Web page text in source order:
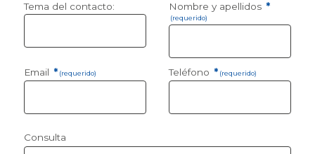
Tema del contacto: Nombre y apellidos *
(requerido)
Email * (requerido) Teléfono * (requerido)
Consulta